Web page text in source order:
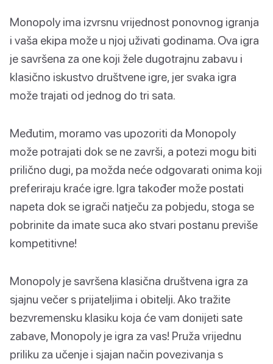
Monopoly ima izvrsnu vrijednost ponovnog igranja
i vaša ekipa može u njoj uživati godinama. Ova igra
je savršena za one koji žele dugotrajnu zabavu i
klasično iskustvo društvene igre, jer svaka igra
može trajati od jednog do tri sata.
Međutim, moramo vas upozoriti da Monopoly
može potrajati dok se ne završi, a potezi mogu biti
prilično dugi, pa možda neće odgovarati onima koji
preferiraju kraće igre. Igra također može postati
napeta dok se igrači natječu za pobjedu, stoga se
pobrinite da imate suca ako stvari postanu previše
kompetitivne!
Monopoly je savršena klasična društvena igra za
sjajnu večer s prijateljima i obitelji. Ako tražite
bezvremensku klasiku koja će vam donijeti sate
zabave, Monopoly je igra za vas! Pruža vrijednu
priliku za učenje i sjajan način povezivanja s